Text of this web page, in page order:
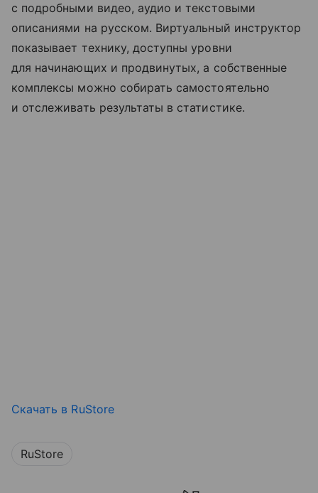
с подробными видео, аудио и текстовыми
описаниями на русском. Виртуальный инструктор
показывает технику, доступны уровни
для начинающих и продвинутых, а собственные
комплексы можно собирать самостоятельно
и отслеживать результаты в статистике.
Скачать в RuStore
RuStore